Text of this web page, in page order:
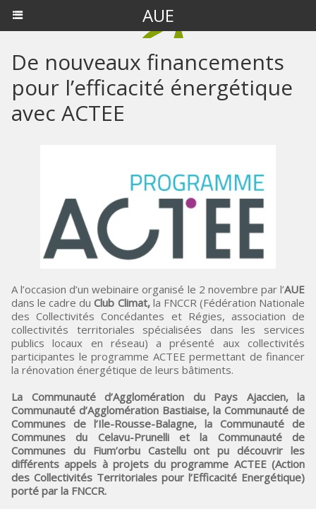
AUE
De nouveaux financements
pour l’efficacité énergétique
avec ACTEE
A l’occasion d’un webinaire organisé le 2 novembre par l’AUE
dans le cadre duClub Climat,la FNCCR (Fédération Nationale
des Collectivités Concédantes et Régies, association de
collectivités territoriales spécialisées dans les services
publics locaux en réseau) a présenté aux collectivités
participantes le programme ACTEE permettant de financer
la rénovation énergétique de leurs bâtiments.
La Communauté d’Agglomération du Pays Ajaccien, la
Communauté d’Agglomération Bastiaise, la Communauté de
Communes de l’Ile-Rousse-Balagne, la Communauté de
Communes du Celavu-Prunelli et la Communauté de
Communes du Fium’orbu Castellu ont pu découvrir les
différents appels à projets du programme ACTEE (Action
des Collectivités Territoriales pour l’Efficacité Energétique)
porté par la FNCCR.